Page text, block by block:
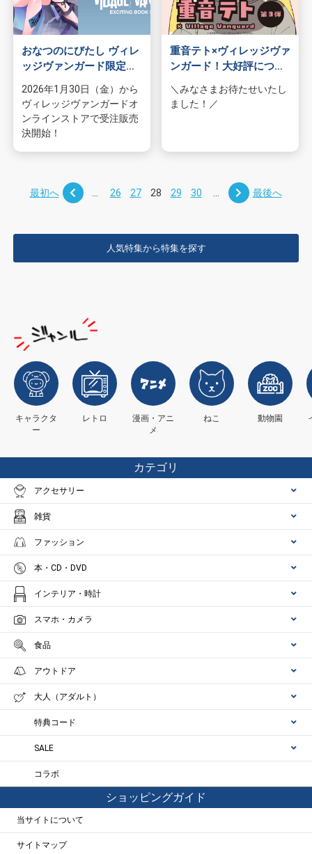
おなつのにびたし ヴィレ
ッジヴァンガード限定グ
ッズ発売決定！！！
2026年1月30日（金）から
ヴィレッジヴァンガードオ
ンラインストアで受注販売
決開始！
重音テト×ヴィレッジヴァ
ンガード！大好評につき
＼みなさまお待たせいたし
ました！／
最初へ 26 27 28 29 30 最後へ
人気特集から特集を探す
キャラクタ
ー
レトロ
漫画・アニ
メ
ねこ 動物園
カテゴリ
アクセサリー
雑貨
ファッション
本・CD・DVD
インテリア・時計
スマホ・カメラ
食品
アウトドア
大人（アダルト）
特典コード
SALE
コラボ
ショッピングガイド
当サイトについて
サイトマップ